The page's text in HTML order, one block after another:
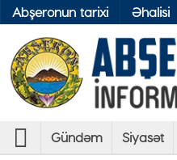
Abşeronun tarixi Əhalisi
Gündəm Siyasət